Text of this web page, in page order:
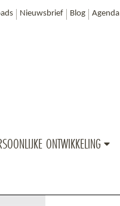
Nieuwsbrief Blog Agenda
ONTWIKKELING